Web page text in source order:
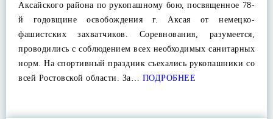
Аксайского района по рукопашному бою, посвященное 78-
й годовщине освобождения г. Аксая от немецко-
фашистских захватчиков. Соревнования, разумеется,
проводились с соблюдением всех необходимых санитарных
норм. На спортивный праздник съехались рукопашники со
всей Ростовской области. За… ПОДРОБНЕЕ